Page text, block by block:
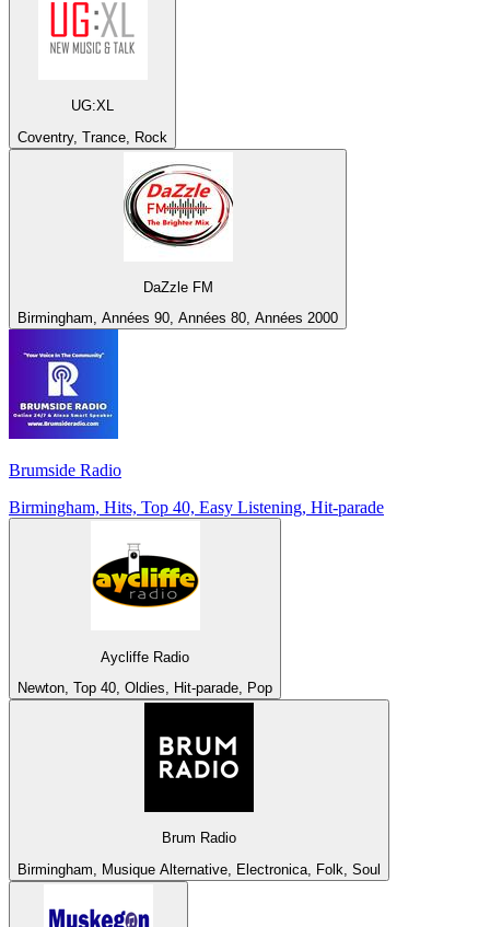
UG:XL
Coventry, Trance, Rock
DaZzle FM
Birmingham, Années 90, Années 80, Années 2000
Brumside Radio
Birmingham, Hits, Top 40, Easy Listening, Hit-parade
Aycliffe Radio
Newton, Top 40, Oldies, Hit-parade, Pop
Brum Radio
Birmingham, Musique Alternative, Electronica, Folk, Soul